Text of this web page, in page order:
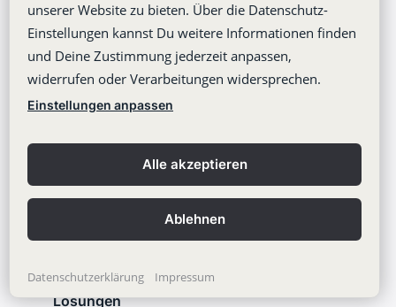
unserer Website zu bieten. Über die Datenschutz-
Einstellungen kannst Du weitere Informationen finden
und Deine Zustimmung jederzeit anpassen,
widerrufen oder Verarbeitungen widersprechen.
Datenschutzerklärung Impressum
Einstellungen anpassen
Alle akzeptieren
Ablehnen
Preise
On-Premise
Partner werden
Desktop Apps
Mobile Apps
Stackfield Status
Lösungen